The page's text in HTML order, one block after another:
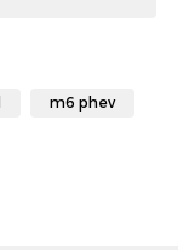
m6 phev